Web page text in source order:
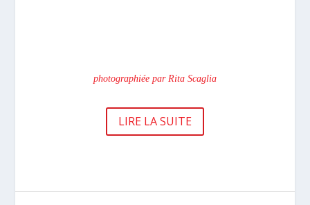
photographiée par Rita Scaglia
LIRE LA SUITE